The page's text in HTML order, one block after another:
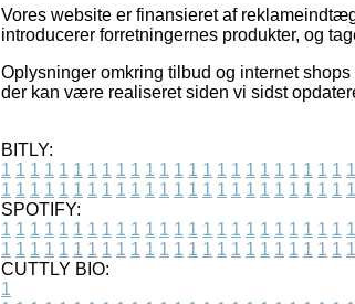
Vores website er finansieret af
introducerer forretningernes produkter, og
Oplysninger omkring tilbud og internet
der kan være realiseret siden vi sidst
BITLY:
1 1 1 1 1 1 1 1 1 1 1 1 1 1 1 1 1 1 1 1 1 1 1 1 1
1 1 1 1 1 1 1 1 1 1 1 1 1 1 1 1 1 1 1 1 1 1 1 1 1
SPOTIFY:
1 1 1 1 1 1 1 1 1 1 1 1 1 1 1 1 1 1 1 1 1 1 1 1 1
1 1 1 1 1 1 1 1 1 1 1 1 1 1 1 1 1 1 1 1 1 1 1 1 1
CUTTLY BIO:
1